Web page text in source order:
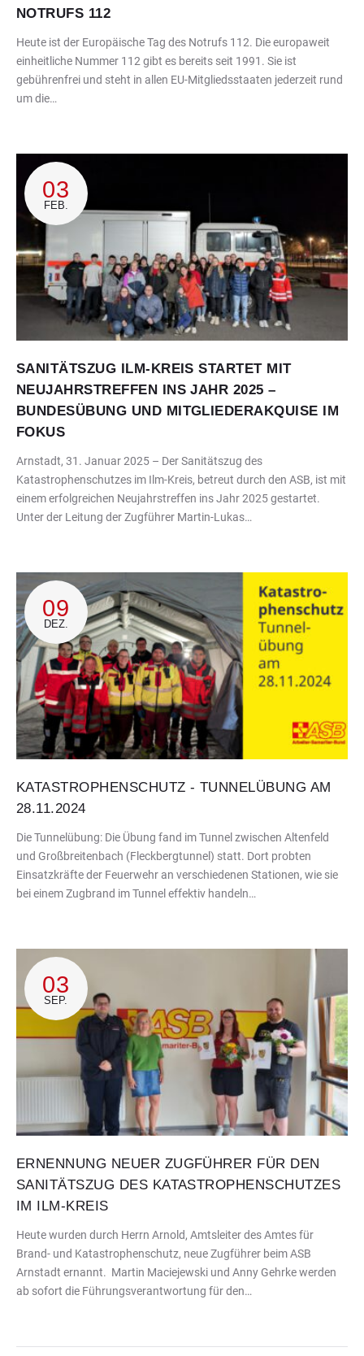
NOTRUFS 112
Heute ist der Europäische Tag des Notrufs 112. Die europaweit
einheitliche Nummer 112 gibt es bereits seit 1991. Sie ist
gebührenfrei und steht in allen EU-Mitgliedsstaaten jederzeit rund
um die…
03
FEB.
SANITÄTSZUG ILM-KREIS STARTET MIT
NEUJAHRSTREFFEN INS JAHR 2025 –
BUNDESÜBUNG UND MITGLIEDERAKQUISE IM
FOKUS
Arnstadt, 31. Januar 2025 – Der Sanitätszug des
Katastrophenschutzes im Ilm-Kreis, betreut durch den ASB, ist mit
einem erfolgreichen Neujahrstreffen ins Jahr 2025 gestartet.
Unter der Leitung der Zugführer Martin-Lukas…
09
DEZ.
KATASTROPHENSCHUTZ - TUNNELÜBUNG AM
28.11.2024
Die Tunnelübung: Die Übung fand im Tunnel zwischen Altenfeld
und Großbreitenbach (Fleckbergtunnel) statt. Dort probten
Einsatzkräfte der Feuerwehr an verschiedenen Stationen, wie sie
bei einem Zugbrand im Tunnel effektiv handeln…
03
SEP.
ERNENNUNG NEUER ZUGFÜHRER FÜR DEN
SANITÄTSZUG DES KATASTROPHENSCHUTZES
IM ILM-KREIS
Heute wurden durch Herrn Arnold, Amtsleiter des Amtes für
Brand- und Katastrophenschutz, neue Zugführer beim ASB
Arnstadt ernannt. Martin Maciejewski und Anny Gehrke werden
ab sofort die Führungsverantwortung für den…